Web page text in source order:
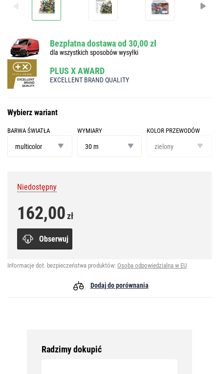
Bezpłatna dostawa od 30,00 zł
dla wszystkich sposobów wysyłki
PLUS X AWARD
EXCELLENT BRAND QUALITY
Wybierz wariant
BARWA ŚWIATŁA
światła
multicolor
WYMIARY
30 m
KOLOR PRZEWODÓW
przewodów
zielony
Niedostępny
162,00zł
Obserwuj
Informacje dot. bezpieczeństwa produktów: Osoba odpowiedzialna w EU
Dodaj do porównania
Radzimy dokupić